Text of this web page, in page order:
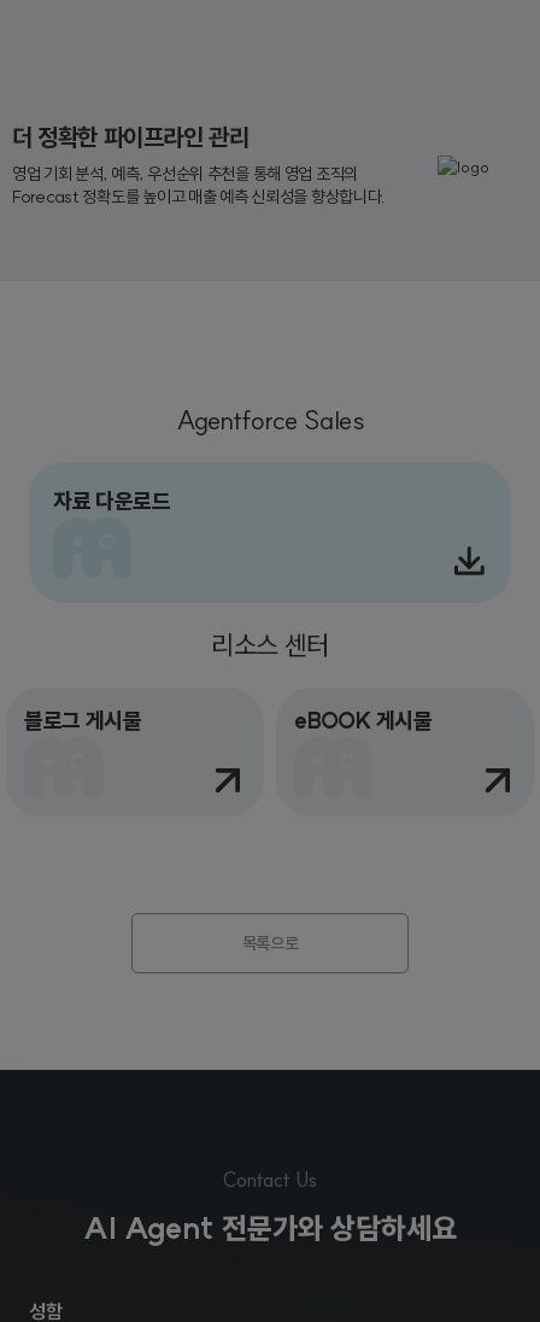
더 정확한 파이프라인 관리
영업 기회 분석, 예측, 우선순위 추천을 통해 영업 조직의
Forecast 정확도를 높이고 매출 예측 신뢰성을 향상합니다.
Agentforce Sales
자료 다운로드
리소스 센터
블로그 게시물 eBOOK 게시물
목록으로
Contact Us
AI Agent 전문가와 상담하세요
성함